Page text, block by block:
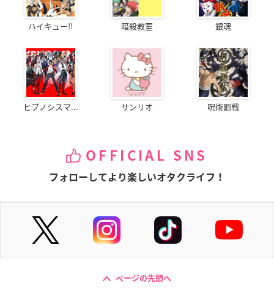
ハイキュー!! 暗殺教室 銀魂
ヒプノシスマ... サンリオ 呪術廻戦
OFFICIAL SNS
フォローしてより楽しいオタクライフ！
ページの先頭へ